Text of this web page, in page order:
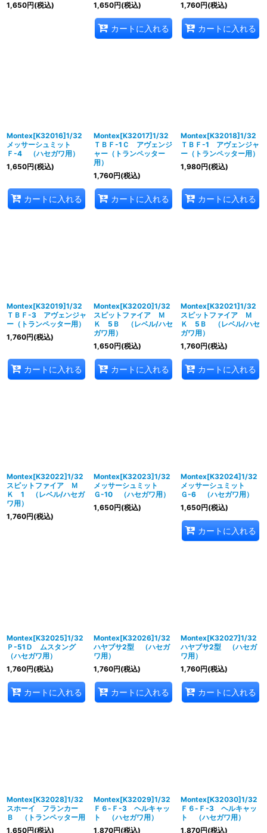
1,650円(税込)
1,650円(税込)
カートに入れる
1,760円(税込)
カートに入れる
Montex[K32016]1/32
メッサーシュミット
Ｆ-4 （ハセガワ用）
1,650円(税込)
カートに入れる
Montex[K32017]1/32
ＴＢＦ-1Ｃ アヴェンジ
ャー（トランペッター
用）
1,760円(税込)
カートに入れる
Montex[K32018]1/32
ＴＢＦ-1 アヴェンジャ
ー（トランペッター用）
1,980円(税込)
カートに入れる
Montex[K32019]1/32
ＴＢＦ-3 アヴェンジャ
ー（トランペッター用）
1,760円(税込)
カートに入れる
Montex[K32020]1/32
スピットファイア Ｍ
Ｋ 5Ｂ （レベル/ハセ
ガワ用）
1,650円(税込)
カートに入れる
Montex[K32021]1/32
スピットファイア Ｍ
Ｋ 5Ｂ （レベル/ハセ
ガワ用）
1,760円(税込)
カートに入れる
Montex[K32022]1/32
スピットファイア Ｍ
Ｋ 1 （レベル/ハセガ
ワ用）
1,760円(税込)
Montex[K32023]1/32
メッサーシュミット
Ｇ-10 （ハセガワ用）
1,650円(税込)
Montex[K32024]1/32
メッサーシュミット
Ｇ-6 （ハセガワ用）
1,650円(税込)
カートに入れる
Montex[K32025]1/32
Ｐ-51Ｄ ムスタング
（ハセガワ用）
1,760円(税込)
カートに入れる
Montex[K32026]1/32
ハヤブサ2型 （ハセガ
ワ用）
1,760円(税込)
カートに入れる
Montex[K32027]1/32
ハヤブサ2型 （ハセガ
ワ用）
1,760円(税込)
カートに入れる
Montex[K32028]1/32
スホーイ フランカー
Ｂ （トランペッター用
1,650円(税込)
Montex[K32029]1/32
Ｆ６-Ｆ-3 ヘルキャッ
ト （ハセガワ用）
1,870円(税込)
Montex[K32030]1/32
Ｆ６-Ｆ-3 ヘルキャッ
ト （ハセガワ用）
1,870円(税込)